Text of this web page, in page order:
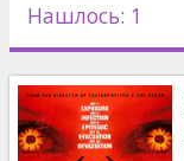
Новости
Подарки
Нашлось: 1